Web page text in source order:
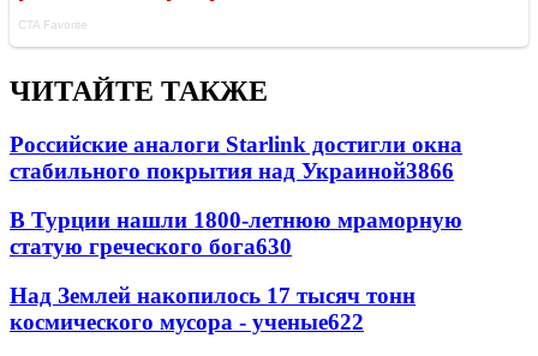
ЧИТАЙТЕ ТАКЖЕ
Российские аналоги Starlink достигли окна
стабильного покрытия над Украиной3866
В Турции нашли 1800-летнюю мраморную
статую греческого бога630
Над Землей накопилось 17 тысяч тонн
космического мусора - ученые622